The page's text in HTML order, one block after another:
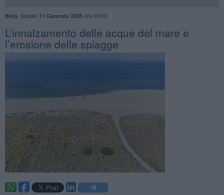
Blog Sabato 11 Gennaio 2025ore 09:00
​L’innalzamento delle acque del mare e
l’erosione delle spiagge